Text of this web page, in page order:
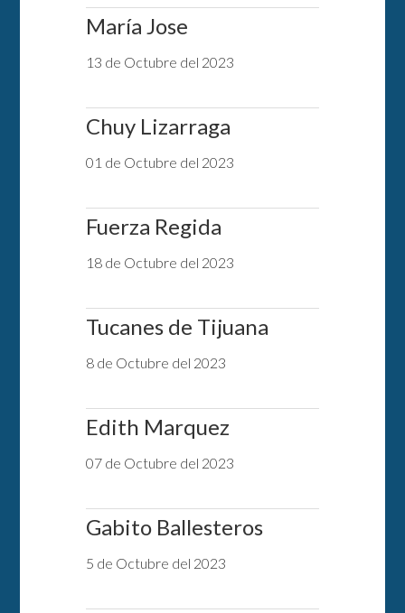
María Jose
13 de Octubre del 2023
Chuy Lizarraga
01 de Octubre del 2023
Fuerza Regida
18 de Octubre del 2023
Tucanes de Tijuana
8 de Octubre del 2023
Edith Marquez
07 de Octubre del 2023
Gabito Ballesteros
5 de Octubre del 2023